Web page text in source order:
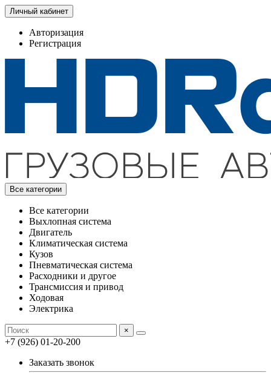
Личный кабинет
Авторизация
Регистрация
Все категории
Все категории
Выхлопная система
Двигатель
Климатическая система
Кузов
Пневматическая система
Расходники и другое
Трансмиссия и привод
Ходовая
Электрика
×
+7 (926) 01-20-200
Заказать звонок